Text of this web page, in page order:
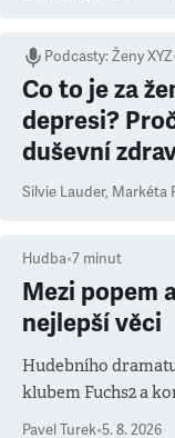
Podcasty:Ženy XYZ
Co to je za
depresi?
duševní
Silvie Lauder, Markéta
Hudba•7 minut
Mezi popem
nejlepší věci
Hudebního
klubem Fuchs2 a
ale atmosféra
Pavel Turek•5. 8. 2026